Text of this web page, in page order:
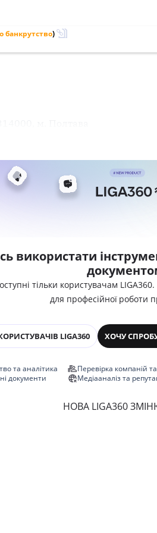
банкрутство)
використати
тільки користувачам
для професійної роботи
LIGA360 ХОЧУ
та аналітика
документи
Перевірка компаній
Медіааналіз та
НОВА LIGA360